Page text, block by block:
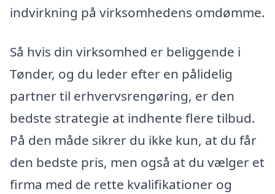
indvirkning på virksomhedens omdømme.
Så hvis din virksomhed er beliggende i
Tønder, og du leder efter en pålidelig
partner til erhvervsrengøring, er den
bedste strategie at indhente flere tilbud.
På den måde sikrer du ikke kun, at du får
den bedste pris, men også at du vælger et
firma med de rette kvalifikationer og